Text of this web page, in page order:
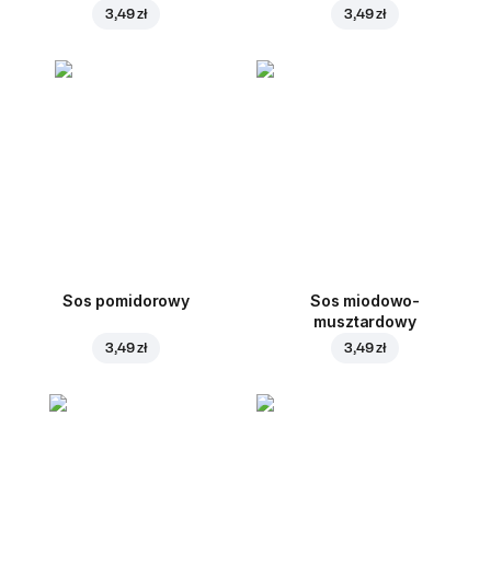
3,49 zł 3,49 zł
Sos pomidorowy
3,49 zł
Sos miodowo-
musztardowy
3,49 zł